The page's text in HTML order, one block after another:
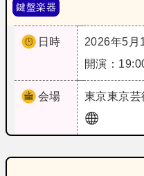
鍵盤楽器
日時
2026年5月
開演：
会場 東京東京